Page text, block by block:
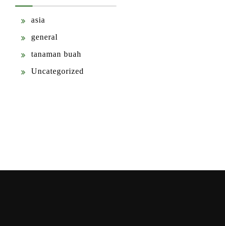
asia
general
tanaman buah
Uncategorized